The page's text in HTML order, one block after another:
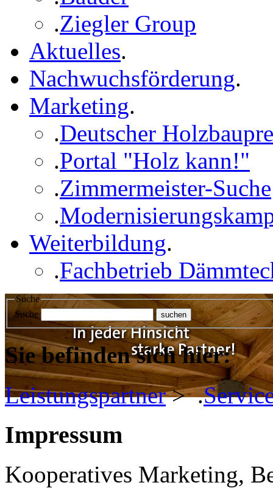
.Ziegler Group
Aktuelles.
Nachwuchsförderung.
Marketing.
.Deutscher
.Portal "Holz kann!"
.Zimmermeister-Suche
.
Weiterbildung.
.Fachbetrieb
Suche
Suche
Sie befinden sich hier:
Leistungspartner>.
Impressum
Kooperatives Marketing,